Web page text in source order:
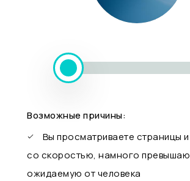
Возможные причины:
Вы просматриваете страницы и
со скоростью, намного
ожидаемую от человека